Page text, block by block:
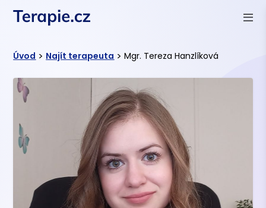
Úvod > Najít terapeuta > Mgr. Tereza Hanzlíková